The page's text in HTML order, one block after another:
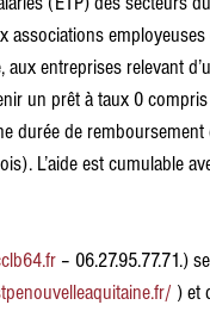
associations employeuses
entreprises relevant
un prêt à taux 0
durée de
L’aide est cumulable
– 06.27.95.77.71.)
) et